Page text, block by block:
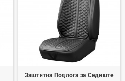
Заштитна Подлога за Седиште